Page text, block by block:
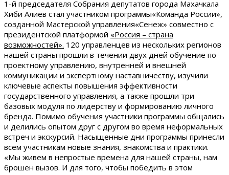
1-й председателя Собрания депутатов города Махачкала
Хиби Алиев стал участником программы«Команда России»,
созданной Мастерской управления«Сенеж» совместно с
президентской платформой «Россия – страна
возможностей». 120 управленцев из нескольких регионов
нашей страны прошли в течении двух дней обучение по
проектному управлению, внутренней и внешней
коммуникации и экспертному наставничеству, изучили
ключевые аспекты повышения эффективности
государственного управления, а также прошли три
базовых модуля по лидерству и формированию личного
бренда. Помимо обучения участники программы общались
и делились опытом друг с другом во время неформальных
встреч и экскурсий. Насыщенные дни программы принесли
всем участникам новые знания, знакомства и практики.
«Мы живем в непростые времена для нашей страны, нам
брошен вызов. И для того, чтобы победить в этом